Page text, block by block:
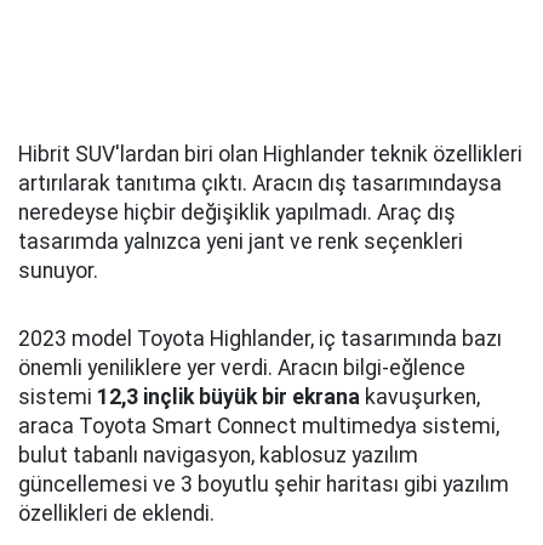
Hibrit SUV'lardan biri olan Highlander teknik özellikleri
artırılarak tanıtıma çıktı. Aracın dış tasarımındaysa
neredeyse hiçbir değişiklik yapılmadı. Araç dış
tasarımda yalnızca yeni jant ve renk seçenkleri
sunuyor.
2023 model Toyota Highlander, iç tasarımında bazı
önemli yeniliklere yer verdi. Aracın bilgi-eğlence
sistemi 12,3 inçlik büyük bir ekrana kavuşurken,
araca Toyota Smart Connect multimedya sistemi,
bulut tabanlı navigasyon, kablosuz yazılım
güncellemesi ve 3 boyutlu şehir haritası gibi yazılım
özellikleri de eklendi.